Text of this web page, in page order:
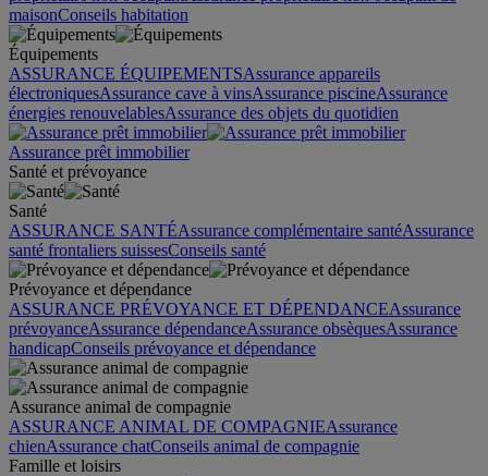
maisonConseils habitation
Équipements
ASSURANCE ÉQUIPEMENTSAssurance appareils
électroniquesAssurance cave à vinsAssurance piscineAssurance
énergies renouvelablesAssurance des objets du quotidien
Assurance prêt immobilier
Santé et prévoyance
Santé
ASSURANCE SANTÉAssurance complémentaire santéAssurance
santé frontaliers suissesConseils santé
Prévoyance et dépendance
ASSURANCE PRÉVOYANCE ET DÉPENDANCEAssurance
prévoyanceAssurance dépendanceAssurance obsèquesAssurance
handicapConseils prévoyance et dépendance
Assurance animal de compagnie
ASSURANCE ANIMAL DE COMPAGNIEAssurance
chienAssurance chatConseils animal de compagnie
Famille et loisirs